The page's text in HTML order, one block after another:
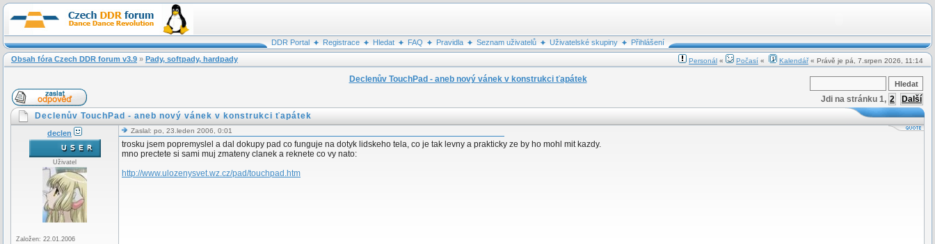
DDR Portal Registrace Hledat FAQ Pravidla Seznam uživatelů Uživatelské skupiny
Přihlášení
Obsah fóra Czech DDR forum v3.9 » Pady, softpady, hardpady Personál « Počasí « Kalendář« Právě je pá, 7.srpen 2026, 11:14
Declenův TouchPad - aneb nový vánek v konstrukci ťapátek
Jdi na stránku 1, 2
Další
Declenův TouchPad - aneb nový vánek v konstrukci ťapátek
declen
Uživatel
Založen: 22.01.2006
Zaslal: po, 23.leden 2006, 0:01
trosku jsem popremyslel a dal dokupy pad co funguje na dotyk lidskeho tela, co je tak levny a prakticky ze by ho mohl mit kazdy.
mno prectete si sami muj zmateny clanek a reknete co vy nato:
http://www.ulozenysvet.wz.cz/pad/touchpad.htm